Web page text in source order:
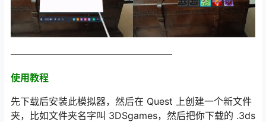
—————————————————
使用教程
先下载后安装此模拟器，然后在 Quest 上创建一个新文件
夹，比如文件夹名字叫 3DSgames，然后把你下载的 .3ds